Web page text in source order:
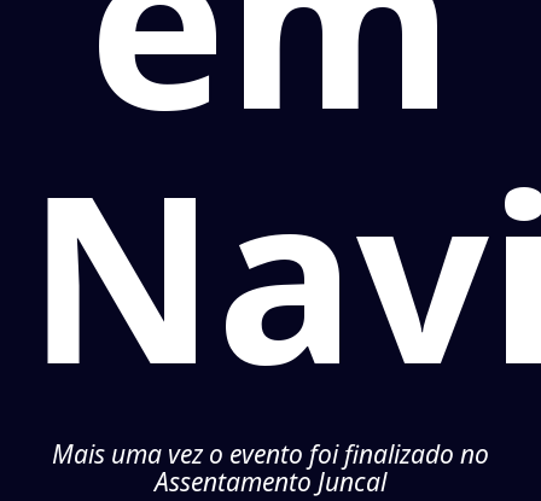
Mais uma vez o evento foi finalizado no
Assentamento Juncal